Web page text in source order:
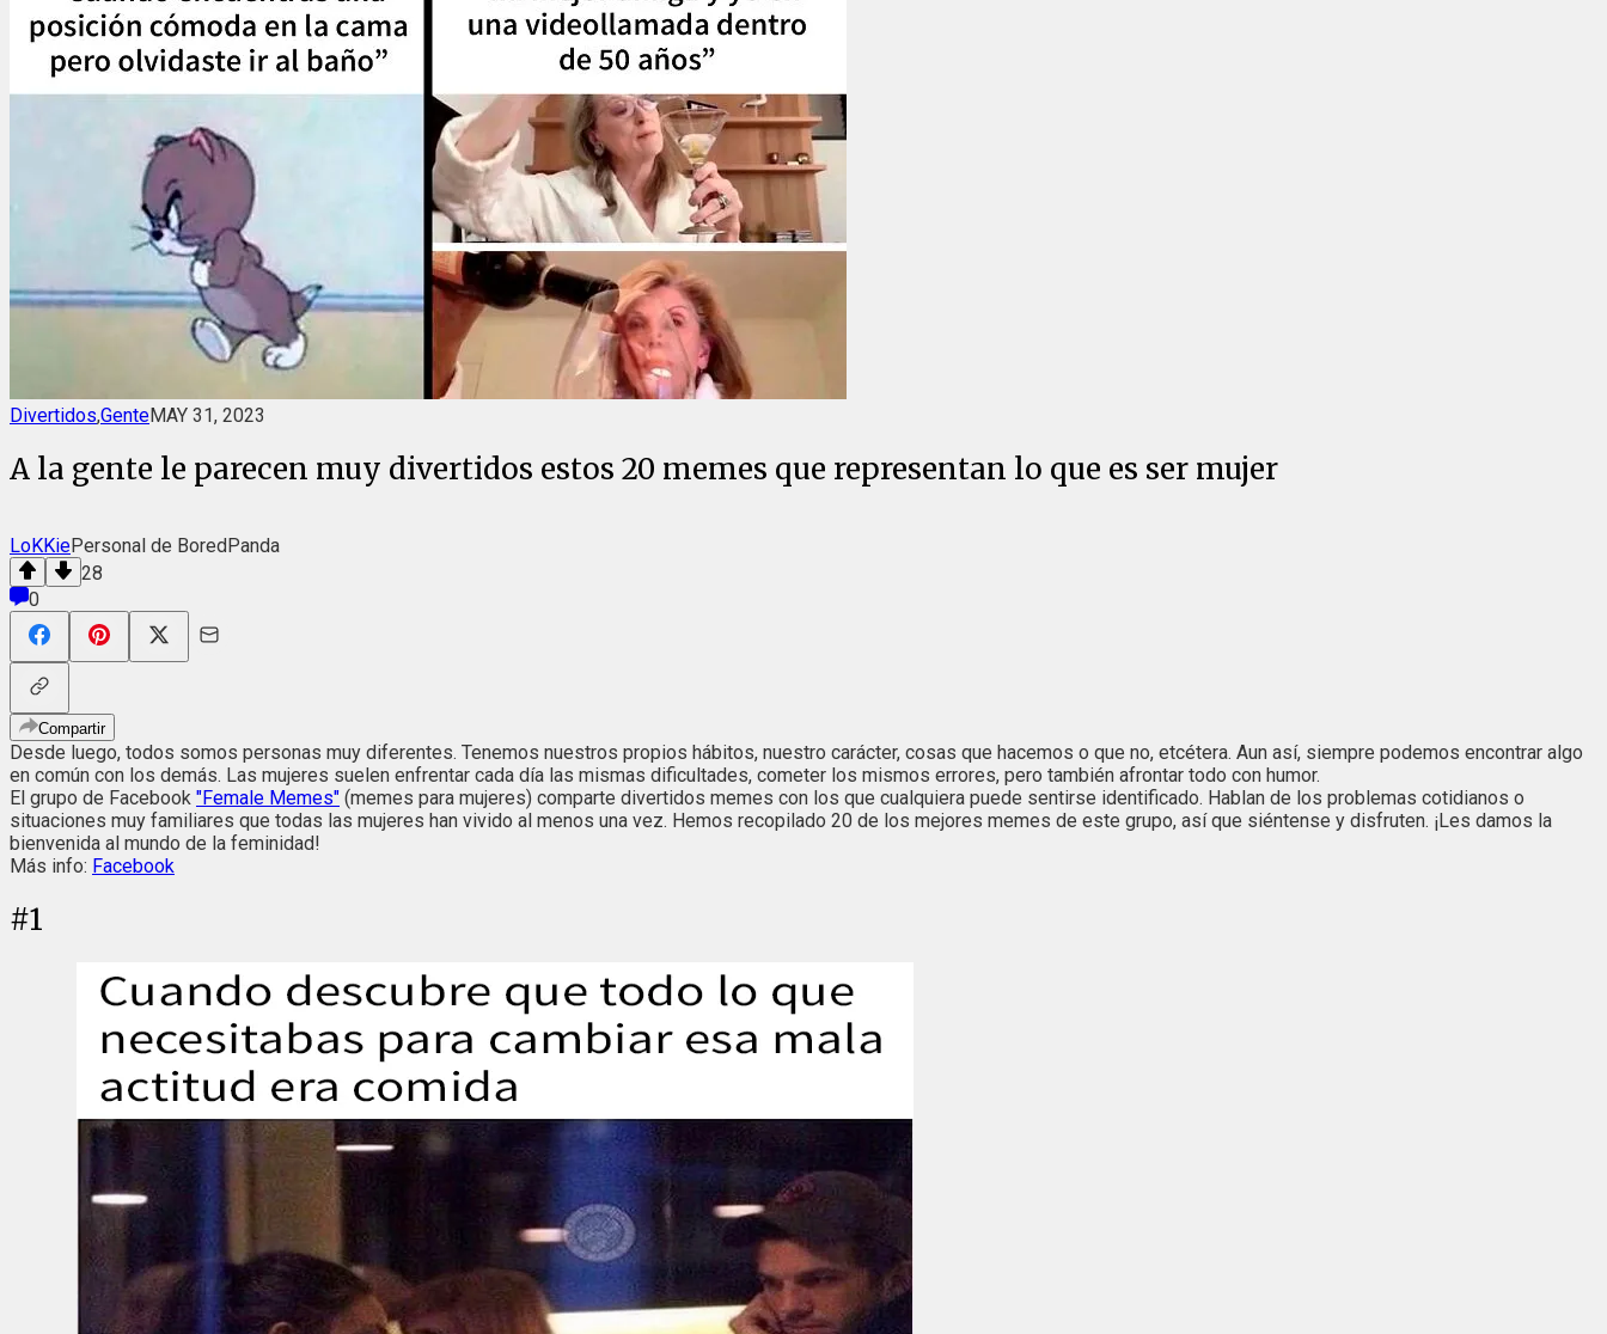
Divertidos,GenteMAY 31, 2023
A la gente le parecen muy divertidos estos 20 memes que representan lo que es ser mujer
LoKKiePersonal de BoredPanda
28
0
Compartir
Desde luego, todos somos personas muy diferentes. Tenemos nuestros propios hábitos, nuestro carácter, cosas que hacemos o que no, etcétera. Aun así, siempre podemos encontrar algo
en común con los demás. Las mujeres suelen enfrentar cada día las mismas dificultades, cometer los mismos errores, pero también afrontar todo con humor.
El grupo de Facebook "Female Memes" (memes para mujeres) comparte divertidos memes con los que cualquiera puede sentirse identificado. Hablan de los problemas cotidianos o
situaciones muy familiares que todas las mujeres han vivido al menos una vez. Hemos recopilado 20 de los mejores memes de este grupo, así que siéntense y disfruten. ¡Les damos la
bienvenida al mundo de la feminidad!
Más info: Facebook
#1